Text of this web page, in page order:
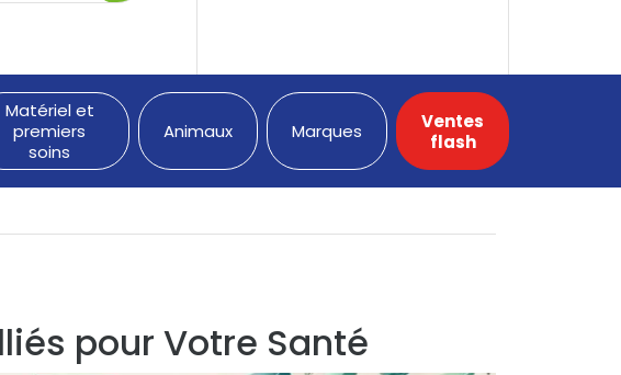
Matériel et
premiers
soins
Animaux Marques
Ventes
flash
pour Votre Santé